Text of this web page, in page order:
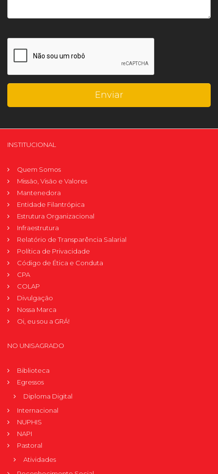
INSTITUCIONAL
Quem Somos
Missão, Visão e Valores
Mantenedora
Entidade Filantrópica
Estrutura Organizacional
Infraestrutura
Relatório de Transparência Salarial
Política de Privacidade
Código de Ética e Conduta
CPA
COLAP
Divulgação
Nossa Marca
Oi, eu sou a GRÁ!
NO UNISAGRADO
Biblioteca
Egressos
Diploma Digital
Internacional
NUPHIS
NAPI
Pastoral
Atividades